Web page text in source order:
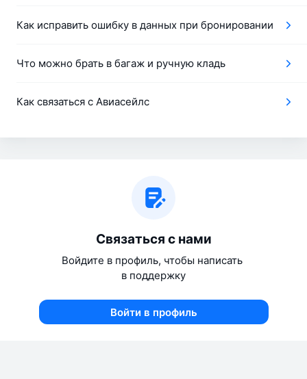
Как исправить ошибку в данных при бронировании
Что можно брать в багаж и ручную кладь
Как связаться с Авиасейлс
Связаться с нами
Войдите в профиль, чтобы написать
в поддержку
Войти в профиль